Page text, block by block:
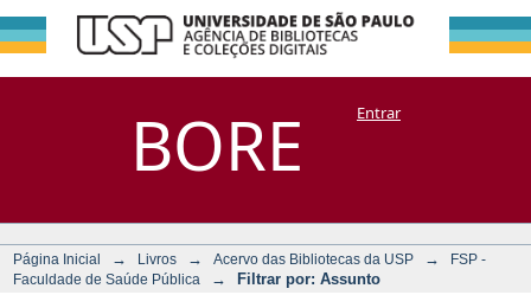
BORE
Filtrar por:
Assunto
DSpace/Manakin + CoriscoEntrar
Página Inicial → Livros → Acervo das Bibliotecas da USP →
FSP -
Faculdade de Saúde Pública
→ Filtrar por: Assunto